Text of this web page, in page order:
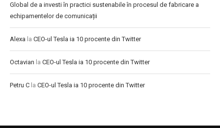
Global de a investi în practici sustenabile în procesul de fabricare a
echipamentelor de comunicații
Alexa la CEO-ul Tesla ia 10 procente din Twitter
Octavian la CEO-ul Tesla ia 10 procente din Twitter
Petru C la CEO-ul Tesla ia 10 procente din Twitter